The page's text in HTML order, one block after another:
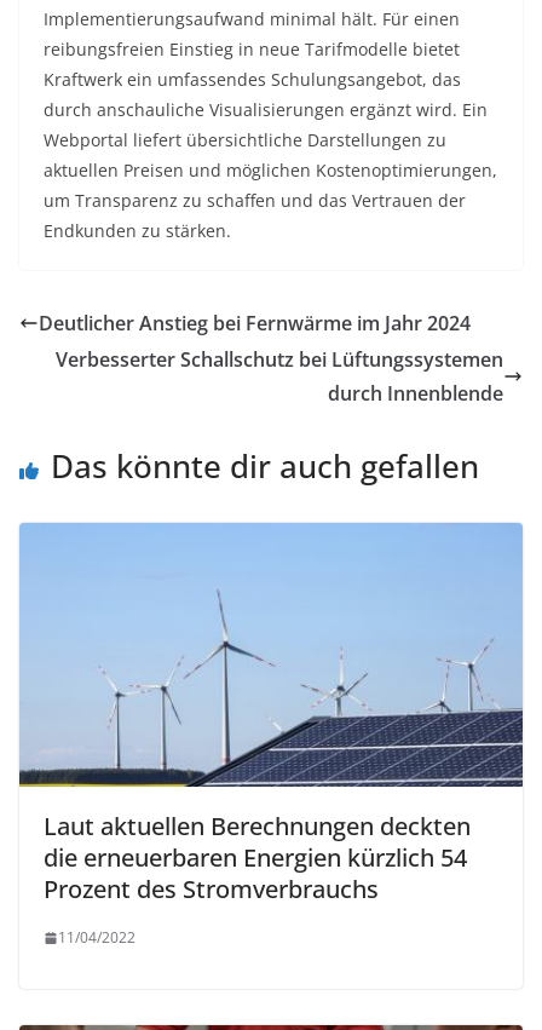
Implementierungsaufwand minimal hält. Für einen
reibungsfreien Einstieg in neue Tarifmodelle bietet
Kraftwerk ein umfassendes Schulungsangebot, das
durch anschauliche Visualisierungen ergänzt wird. Ein
Webportal liefert übersichtliche Darstellungen zu
aktuellen Preisen und möglichen Kostenoptimierungen,
um Transparenz zu schaffen und das Vertrauen der
Endkunden zu stärken.
Deutlicher Anstieg bei Fernwärme im Jahr 2024
Verbesserter Schallschutz bei Lüftungssystemen
durch Innenblende
Das könnte dir auch gefallen
Laut aktuellen Berechnungen deckten
die erneuerbaren Energien kürzlich 54
Prozent des Stromverbrauchs
11/04/2022